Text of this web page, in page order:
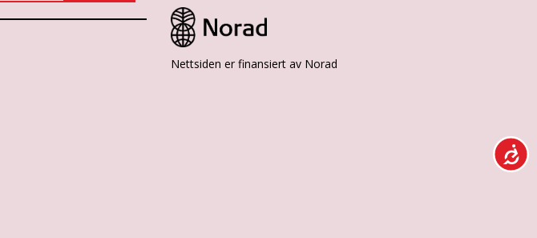
Nettsiden er finansiert av Norad